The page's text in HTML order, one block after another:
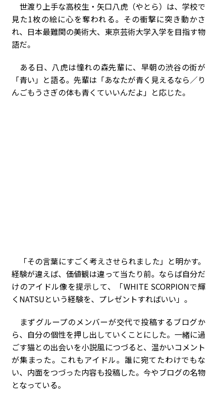
世渡り上手な高校生・矢口八虎（やとら）は、学校で
見た1枚の絵に心を奪われる。その衝撃に突き動かさ
れ、日本最難関の美術大、東京芸術大学入学を目指す物
語だ。
ある日、八虎は憧れの森先輩に、早朝の渋谷の街が
「青い」と語る。先輩は「あなたが青く見えるなら／り
んごもうさぎの体も青くていいんだよ」と応じた。
「その言葉にすごく考えさせられました」と明かす。
経験が違えば、価値観は違って当たり前。ならば自分だ
けのアイドル像を提示して、「WHITE SCORPIONで輝
くNATSUという経験を、プレゼントすればいい」。
まずグループのメンバーが交代で投稿するブログか
ら、自分の個性を押し出していくことにした。一緒に過
ごす猫との出会いを小説風につづると、温かいコメント
が集まった。これもアイドル。誰に宛てたわけでもな
い、内面をつづった内容も投稿した。今やブログの名物
となっている。